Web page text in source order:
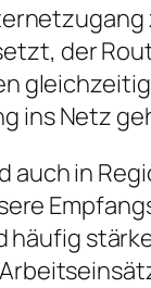
der
ins Netz
in
häufig